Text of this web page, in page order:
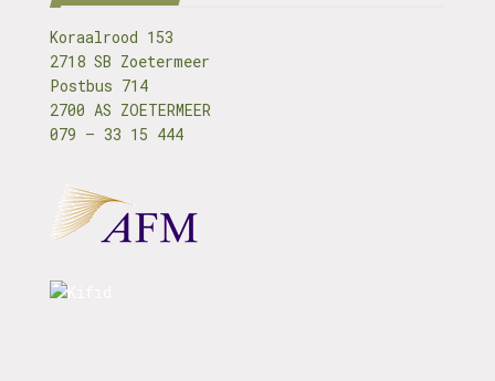
Koraalrood 153
2718 SB Zoetermeer
Postbus 714
2700 AS ZOETERMEER
079 – 33 15 444